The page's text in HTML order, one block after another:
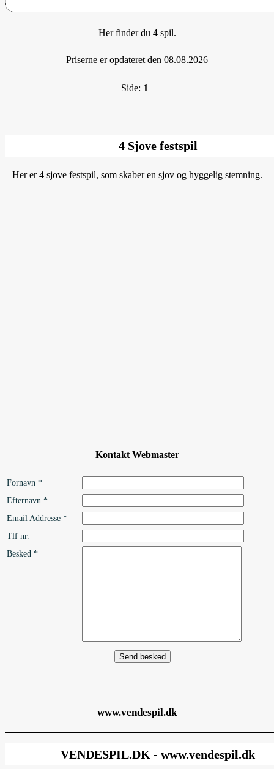
Her finder du 4spil.
Priserne er opdateret den 08.08.2026
Side: 1 |
4 Sjove festspil
Her er 4 sjove festspil, som skaber en sjov og hyggelig stemning.
Kontakt Webmaster
Fornavn *
Efternavn *
Email Addresse *
Tlf nr.
Besked *
www.vendespil.dk
VENDESPIL.DK - www.vendespil.dk